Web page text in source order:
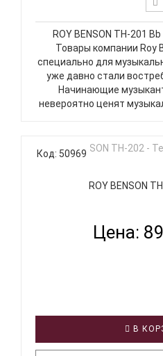
ROY BENSON TH-201
Товары компании Roy
специально для
уже давно стали
Начинающие
невероятно ценят
Код: 50969
ROY BENSON
Цена:
В